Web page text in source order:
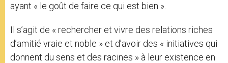
ayant « le goût de faire ce qui est bien ».
Il s’agit de « rechercher et vivre des relations riches
d’amitié vraie et noble » et d’avoir des « initiatives qui
donnent du sens et des racines » à leur existence en